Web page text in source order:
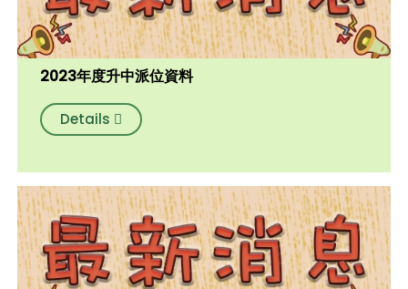
2023年度升中派位資料
Details